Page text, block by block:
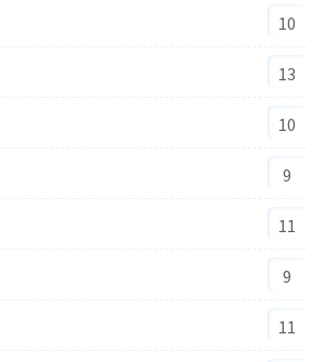
10
13
10
9
11
9
11